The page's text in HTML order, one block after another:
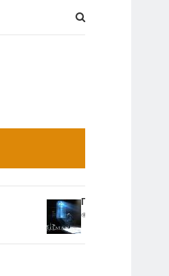
Прохождение Hitman:
56652